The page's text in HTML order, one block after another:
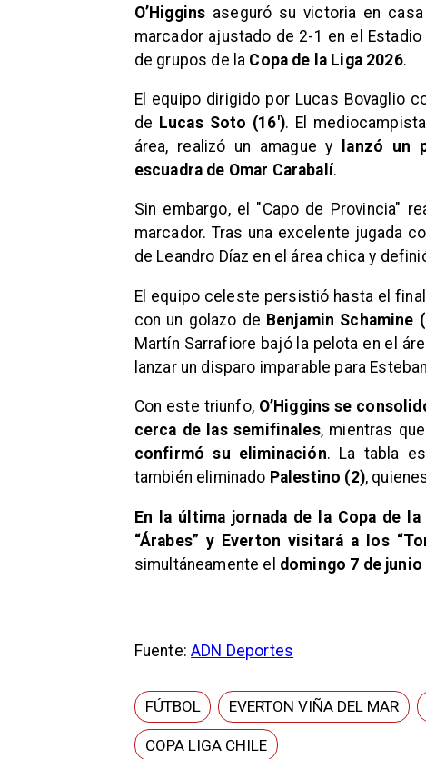
O’Higgins aseguró su victoria en
marcador ajustado de 2-1 en el
de grupos de la Copa de la Liga 2026.
El equipo dirigido por Lucas Bovaglio
de Lucas Soto (16′). El
área, realizó un amague y
lanzó un
escuadra de Omar Carabalí.
Sin embargo, el "Capo de Provincia"
marcador. Tras una excelente jugada
de Leandro Díaz en el área chica y
El equipo celeste persistió hasta el
con un golazo de Benjamin Schamine
Martín Sarrafiore bajó la pelota en el
lanzar un disparo imparable para
Con este triunfo, O’Higgins se
cerca de las semifinales, mientras que
confirmó su eliminación. La tabla
también eliminado Palestino (2),
En la última jornada de la Copa de
“Árabes” y Everton visitará a los
simultáneamente el domingo 7 de
Fuente:ADN Deportes
FÚTBOL EVERTON VIÑA DEL MAR
COPA LIGA CHILE